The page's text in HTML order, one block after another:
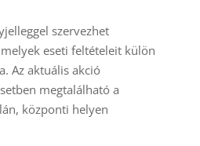
szervezhet
eseti feltételeit külön
Az aktuális akció
megtalálható a
központi helyen